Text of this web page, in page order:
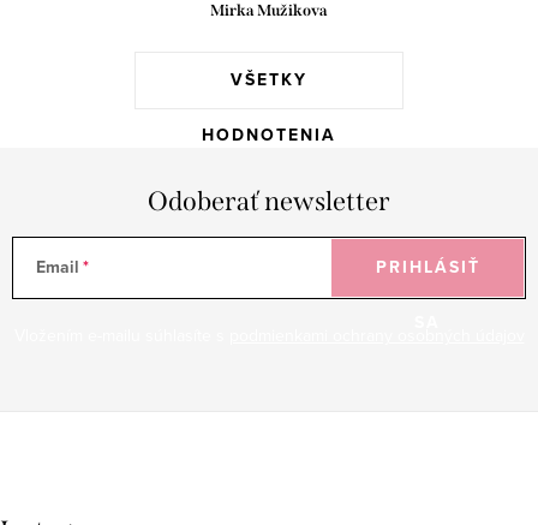
VŠETKY
HODNOTENIA
Mirka Mužikova
Odoberať newsletter
Email PRIHLÁSIŤ